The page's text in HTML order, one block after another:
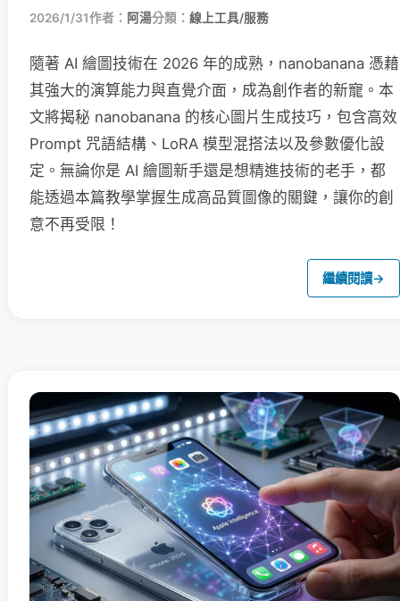
2026/1/31作者： 阿湯分類： 線上工具/服務
隨著 AI 繪圖技術在 2026 年的成熟，nanobanana 憑藉
其強大的演算能力與直覺介面，成為創作者的新寵。本
文將揭秘 nanobanana 的核心圖片生成技巧，包含高效
Prompt 咒語結構、LoRA 模型混搭法以及參數優化設
定。無論你是 AI 繪圖新手還是想精進技術的老手，都
能透過本篇教學掌握生成高品質圖像的關鍵，讓你的創
意不再受限！
繼續閱讀→